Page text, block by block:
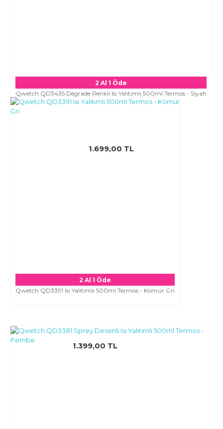
2 Al 1 Öde
Qwetch QD3435 Degrade Renkli Isı Yalıtımlı 500ml Termos - Siyah
1.699,00 TL
2 Al 1 Öde
Qwetch QD3391 Isı Yalıtımlı 500ml Termos - Kömür Gri
1.399,00 TL